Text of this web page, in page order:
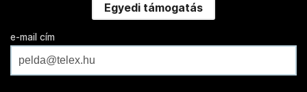
Egyedi támogatás
e-mail cím